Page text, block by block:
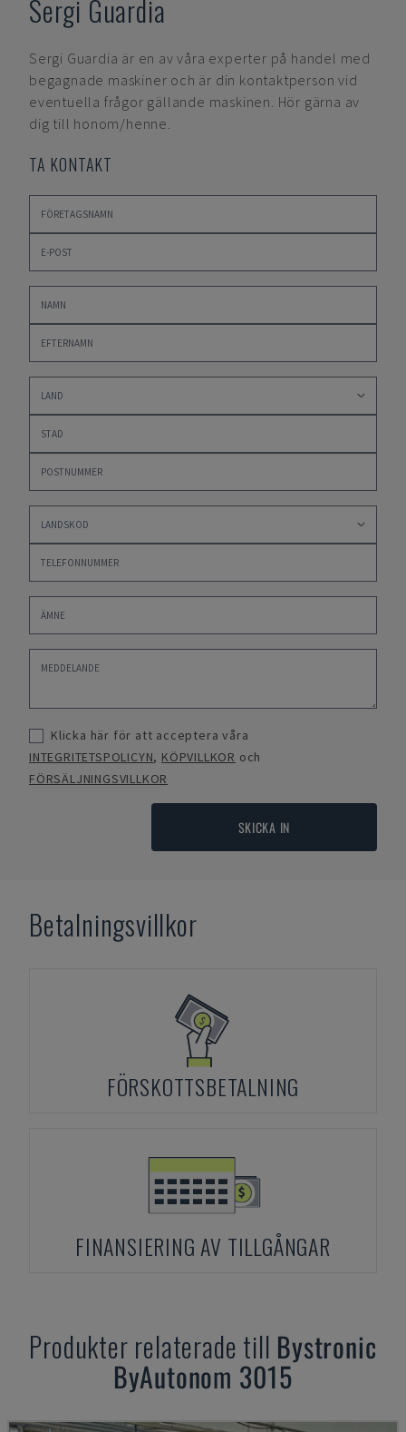
Sergi Guardia
Sergi Guardia är en av våra experter på handel med
begagnade maskiner och är din kontaktperson vid
eventuella frågor gällande maskinen. Hör gärna av
dig till honom/henne.
TA KONTAKT
Klicka här för att acceptera våra
INTEGRITETSPOLICYN, KÖPVILLKOR och
FÖRSÄLJNINGSVILLKOR
SKICKA IN
Betalningsvillkor
FÖRSKOTTSBETALNING
FINANSIERING AV TILLGÅNGAR
Produkter relaterade till Bystronic
ByAutonom 3015